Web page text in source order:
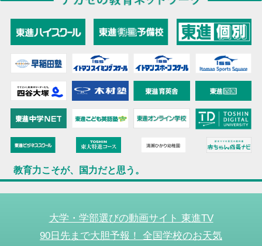
教育力こそが、国力だと思う。
大学・学部選びの動画サイト 東進TV
90日先まで大胆予報！ 全国学校のお天気